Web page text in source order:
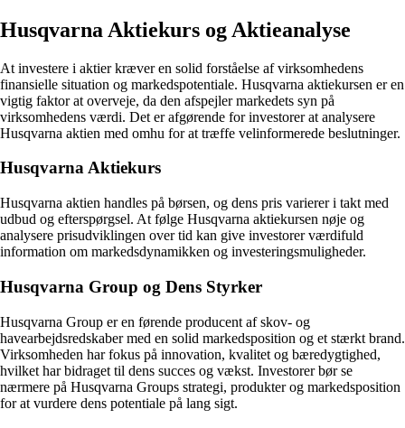
Husqvarna Aktiekurs og Aktieanalyse
At investere i aktier kræver en solid forståelse af virksomhedens
finansielle situation og markedspotentiale. Husqvarna aktiekursen er en
vigtig faktor at overveje, da den afspejler markedets syn på
virksomhedens værdi. Det er afgørende for investorer at analysere
Husqvarna aktien med omhu for at træffe velinformerede beslutninger.
Husqvarna Aktiekurs
Husqvarna aktien handles på børsen, og dens pris varierer i takt med
udbud og efterspørgsel. At følge Husqvarna aktiekursen nøje og
analysere prisudviklingen over tid kan give investorer værdifuld
information om markedsdynamikken og investeringsmuligheder.
Husqvarna Group og Dens Styrker
Husqvarna Group er en førende producent af skov- og
havearbejdsredskaber med en solid markedsposition og et stærkt brand.
Virksomheden har fokus på innovation, kvalitet og bæredygtighed,
hvilket har bidraget til dens succes og vækst. Investorer bør se
nærmere på Husqvarna Groups strategi, produkter og markedsposition
for at vurdere dens potentiale på lang sigt.